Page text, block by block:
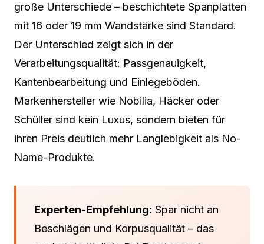
große Unterschiede – beschichtete Spanplatten
mit 16 oder 19 mm Wandstärke sind Standard.
Der Unterschied zeigt sich in der
Verarbeitungsqualität: Passgenauigkeit,
Kantenbearbeitung und Einlegeböden.
Markenhersteller wie Nobilia, Häcker oder
Schüller sind kein Luxus, sondern bieten für
ihren Preis deutlich mehr Langlebigkeit als No-
Name-Produkte.
Experten-Empfehlung: Spar nicht an
Beschlägen und Korpusqualität – das